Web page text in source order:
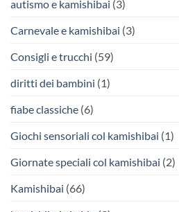
autismo e kamishibai (3)
Carnevale e kamishibai (3)
Consigli e trucchi (59)
diritti dei bambini (1)
fiabe classiche (6)
Giochi sensoriali col kamishibai (1)
Giornate speciali col kamishibai (2)
Kamishibai (66)